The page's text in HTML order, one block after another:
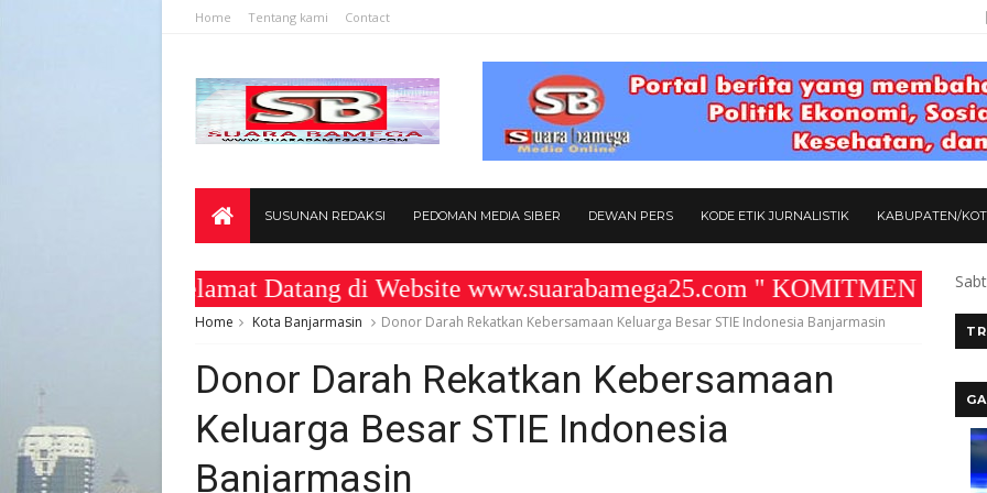
Home Tentang kami Contact
SUSUNAN REDAKSI PEDOMAN MEDIA SIBER DEWAN PERS KODE ETIK JURNALISTIK KABUPATEN/
Selamat Datang di Website www.suarabamega25.com " KOMITMEN KAMI
Home Kota Banjarmasin Donor Darah Rekatkan Kebersamaan Keluarga Besar STIE Indonesia Banjarmasin
Donor Darah Rekatkan Kebersamaan
Keluarga Besar STIE Indonesia
Banjarmasin